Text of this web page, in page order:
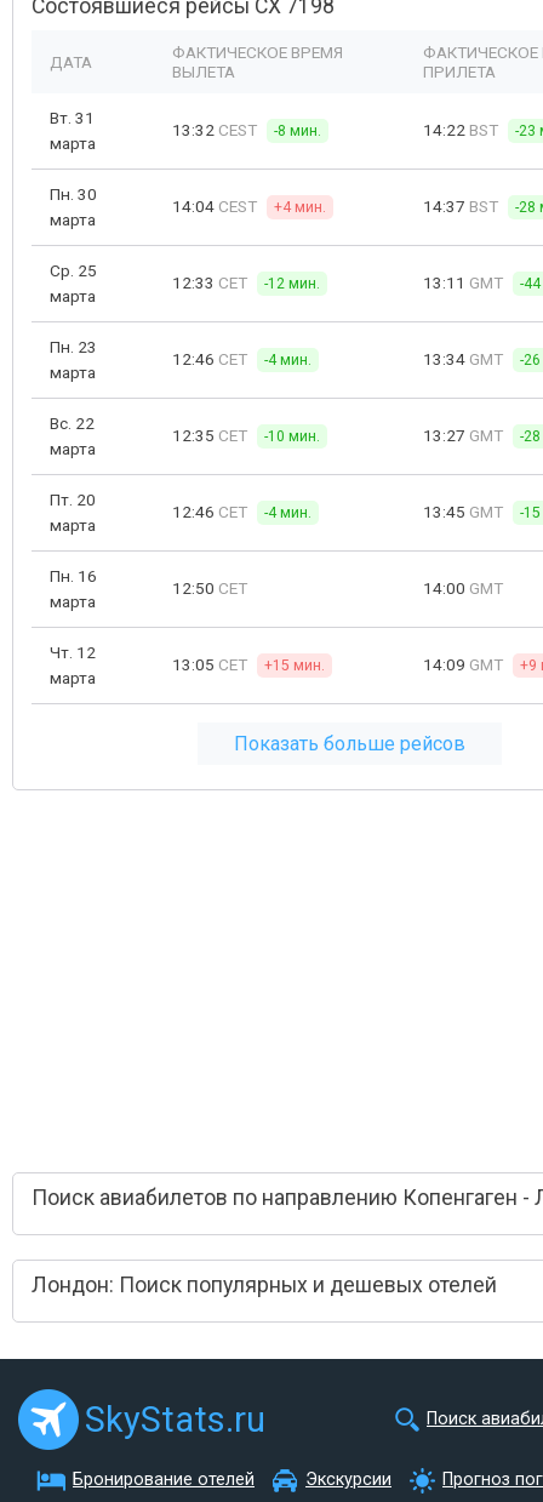
Состоявшиеся рейсы CX 7198
ДАТА
ФАКТИЧЕСКОЕ ВРЕМЯ
ВЫЛЕТА
ФАКТИЧЕСКОЕ
ПРИЛЕТА
Вт. 31
марта
13:32 CEST -8 мин. 14:22 BST -23
Пн. 30
марта
14:04 CEST +4 мин. 14:37 BST -28
Ср. 25
марта
12:33 CET -12 мин. 13:11 GMT -
Пн. 23
марта
12:46 CET -4 мин. 13:34 GMT -
Вс. 22
марта
12:35 CET -10 мин. 13:27 GMT -
Пт. 20
марта
12:46 CET -4 мин. 13:45 GMT -
Пн. 16
марта
12:50 CET 14:00 GMT
Чт. 12
марта
13:05 CET +15 мин. 14:09 GMT +9
Показать больше рейсов
Поиск авиабилетов по направлению Копенгаген -
Лондон: Поиск популярных и дешевых отелей
SkyStats.ru Поиск
Бронирование отелей Экскурсии Прогноз